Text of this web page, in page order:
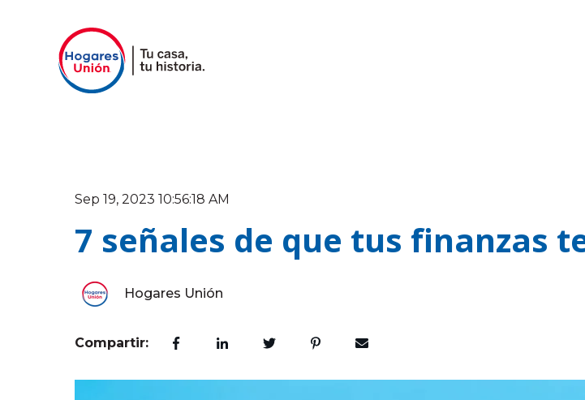
Sep 19, 2023 10:56:18 AM
7 señales de que tus finanzas
Hogares Unión
Compartir: